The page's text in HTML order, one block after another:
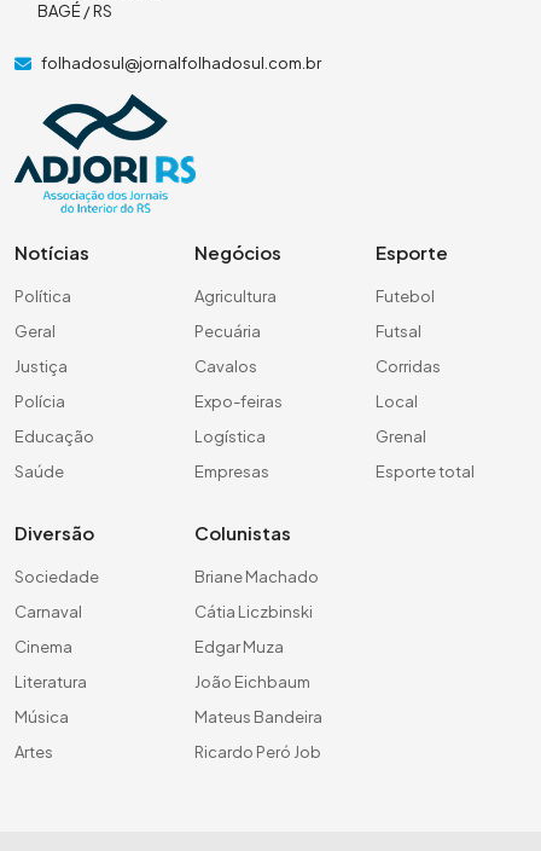
BAGÉ / RS
folhadosul@jornalfolhadosul.com.br
Notícias
Política
Geral
Justiça
Polícia
Educação
Saúde
Negócios
Agricultura
Pecuária
Cavalos
Expo-feiras
Logística
Empresas
Esporte
Futebol
Futsal
Corridas
Local
Grenal
Esporte total
Diversão
Sociedade
Carnaval
Cinema
Literatura
Música
Artes
Colunistas
Briane Machado
Cátia Liczbinski
Edgar Muza
João Eichbaum
Mateus Bandeira
Ricardo Peró Job